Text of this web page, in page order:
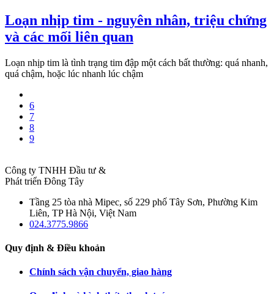
Loạn nhịp tim - nguyên nhân, triệu chứng
và các mối liên quan
Loạn nhịp tim là tình trạng tim đập một cách bất thường: quá nhanh,
quá chậm, hoặc lúc nhanh lúc chậm
6
7
8
9
Công ty TNHH Đầu tư &
Phát triển Đông Tây
Tầng 25 tòa nhà Mipec, số 229 phố Tây Sơn, Phường Kim
Liên, TP Hà Nội, Việt Nam
024.3775.9866
Quy định & Điều khoản
Chính sách vận chuyển, giao hàng